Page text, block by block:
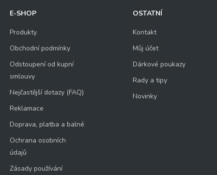
E-SHOP
Produkty
Obchodní podmínky
Odstoupení od kupní
smlouvy
Nejčastější dotazy (FAQ)
Reklamace
Doprava, platba a balné
Ochrana osobních
údajů
Zásady používání
OSTATNÍ
Kontakt
Můj účet
Dárkové poukazy
Rady a tipy
Novinky